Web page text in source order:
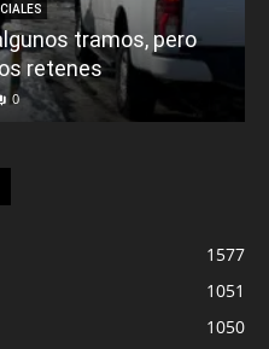
tramos, pero
retenes
0
1577
1051
1050